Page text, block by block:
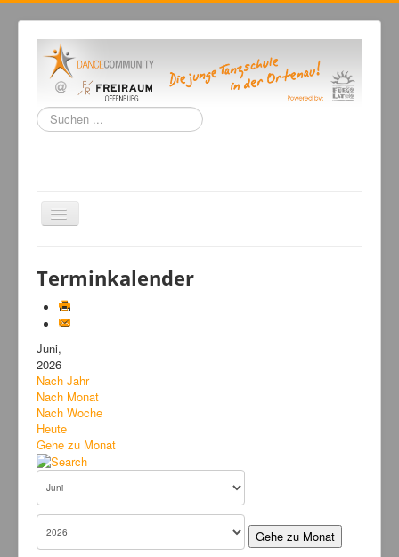
Suchen
...
Navigation
an/aus
Tanzschule
Kursangebot
Events
Fuegolatino
Bilder
News
Links
Hansefit
Terminkalender
Juni,
2026
Nach Jahr
Nach Monat
Nach Woche
Heute
Gehe zu Monat
Gehe zu Monat